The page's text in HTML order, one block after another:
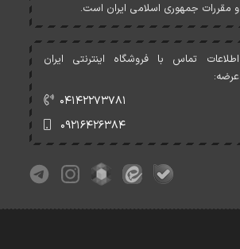
و مقررات جمهوری اسلامی ايران است.
اطلاعات تماس با فروشگاه اینترنتی ایران
عرضه:
۰۴۱۴۲۲۷۳۷۸۱
۰۹۲۱۶۴۲۶۳۸۴